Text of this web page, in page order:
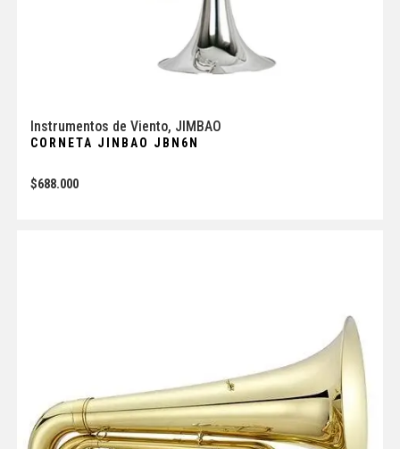
Instrumentos de Viento, JIMBAO
CORNETA JINBAO JBN6N
$688.000